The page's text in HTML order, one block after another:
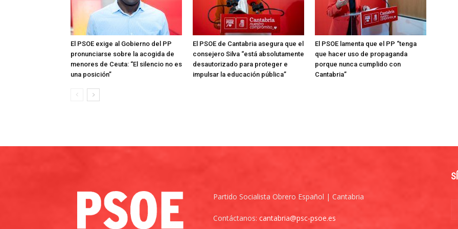
El PSOE exige al Gobierno del PP
pronunciarse sobre la acogida de
menores de Ceuta: “El silencio no es
una posición”
El PSOE de Cantabria asegura que el
consejero Silva “está absolutamente
desautorizado para proteger e
impulsar la educación pública”
El PSOE lamenta que el PP “tenga
que hacer uso de propaganda
porque nunca cumplido con
Cantabria”
Partido Socialista Obrero Español | Cantabria
Contáctanos: cantabria@psc-psoe.es